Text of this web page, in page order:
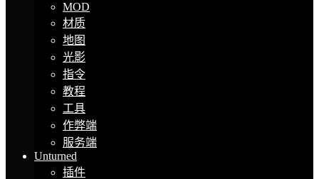
MOD
材质
地图
光影
指令
教程
工具
作弊端
服务端
Unturned
插件